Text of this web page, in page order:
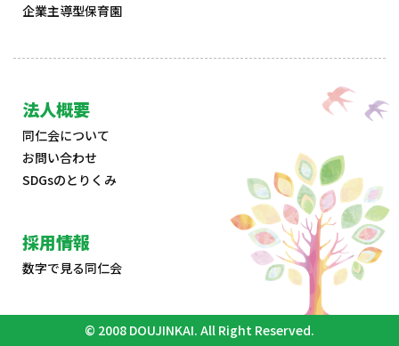
企業主導型保育園
法人概要
同仁会について
お問い合わせ
SDGsのとりくみ
採用情報
数字で見る同仁会
© 2008 DOUJINKAI. All Right Reserved.